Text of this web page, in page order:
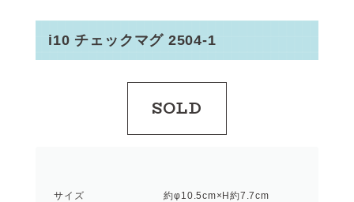
i10 チェックマグ 2504-1
SOLD
サイズ 約φ10.5cm×H約7.7cm